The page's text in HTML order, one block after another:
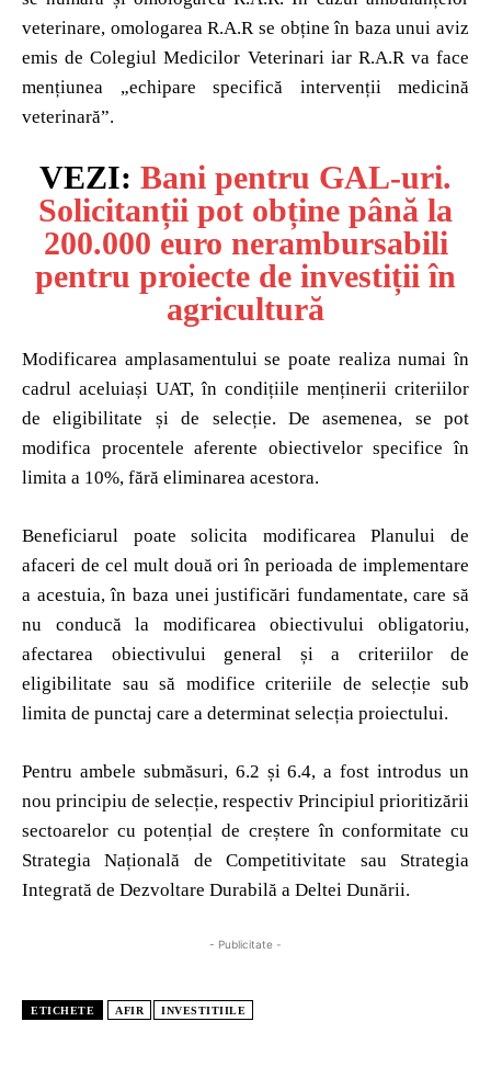
veterinare, omologarea R.A.R se obține în baza unui aviz
emis de Colegiul Medicilor Veterinari iar R.A.R va face
mențiunea „echipare specifică intervenții medicină
veterinară”.
VEZI: Bani pentru GAL-uri.
Solicitanții pot obține până la
200.000 euro nerambursabili
pentru proiecte de investiții în
agricultură
Modificarea amplasamentului se poate realiza numai în
cadrul aceluiași UAT, în condițiile menținerii criteriilor
de eligibilitate și de selecție. De asemenea, se pot
modifica procentele aferente obiectivelor specifice în
limita a 10%, fără eliminarea acestora.
Beneficiarul poate solicita modificarea Planului de
afaceri de cel mult două ori în perioada de implementare
a acestuia, în baza unei justificări fundamentate, care să
nu conducă la modificarea obiectivului obligatoriu,
afectarea obiectivului general și a criteriilor de
eligibilitate sau să modifice criteriile de selecție sub
limita de punctaj care a determinat selecția proiectului.
Pentru ambele submăsuri, 6.2 și 6.4, a fost introdus un
nou principiu de selecție, respectiv Principiul prioritizării
sectoarelor cu potențial de creștere în conformitate cu
Strategia Națională de Competitivitate sau Strategia
Integrată de Dezvoltare Durabilă a Deltei Dunării.
- Publicitate -
ETICHETE AFIR INVESTITIILE